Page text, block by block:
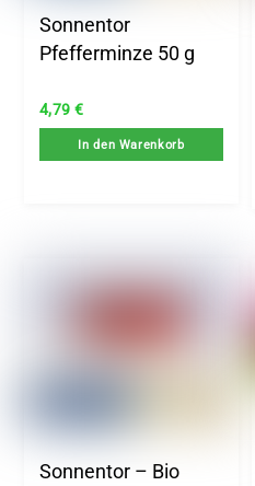
Sonnentor
Pfefferminze 50 g
4,79 €
In den Warenkorb
Sonnentor – Bio